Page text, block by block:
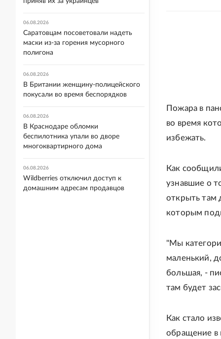
Пожара в
во время
избежать.
Как
узнавшие о
открыть там
которым
"Мы
маленький,
большая, -
там будет
Как стало
обращение в
06.08.2026
Саратовцам посоветовали надеть
маски из-за горения мусорного
полигона
06.08.2026
В Британии женщину-полицейского
покусали во время беспорядков
06.08.2026
В Краснодаре обломки
беспилотника упали во дворе
многоквартирного дома
06.08.2026
Wildberries отключил доступ к
домашним адресам продавцов